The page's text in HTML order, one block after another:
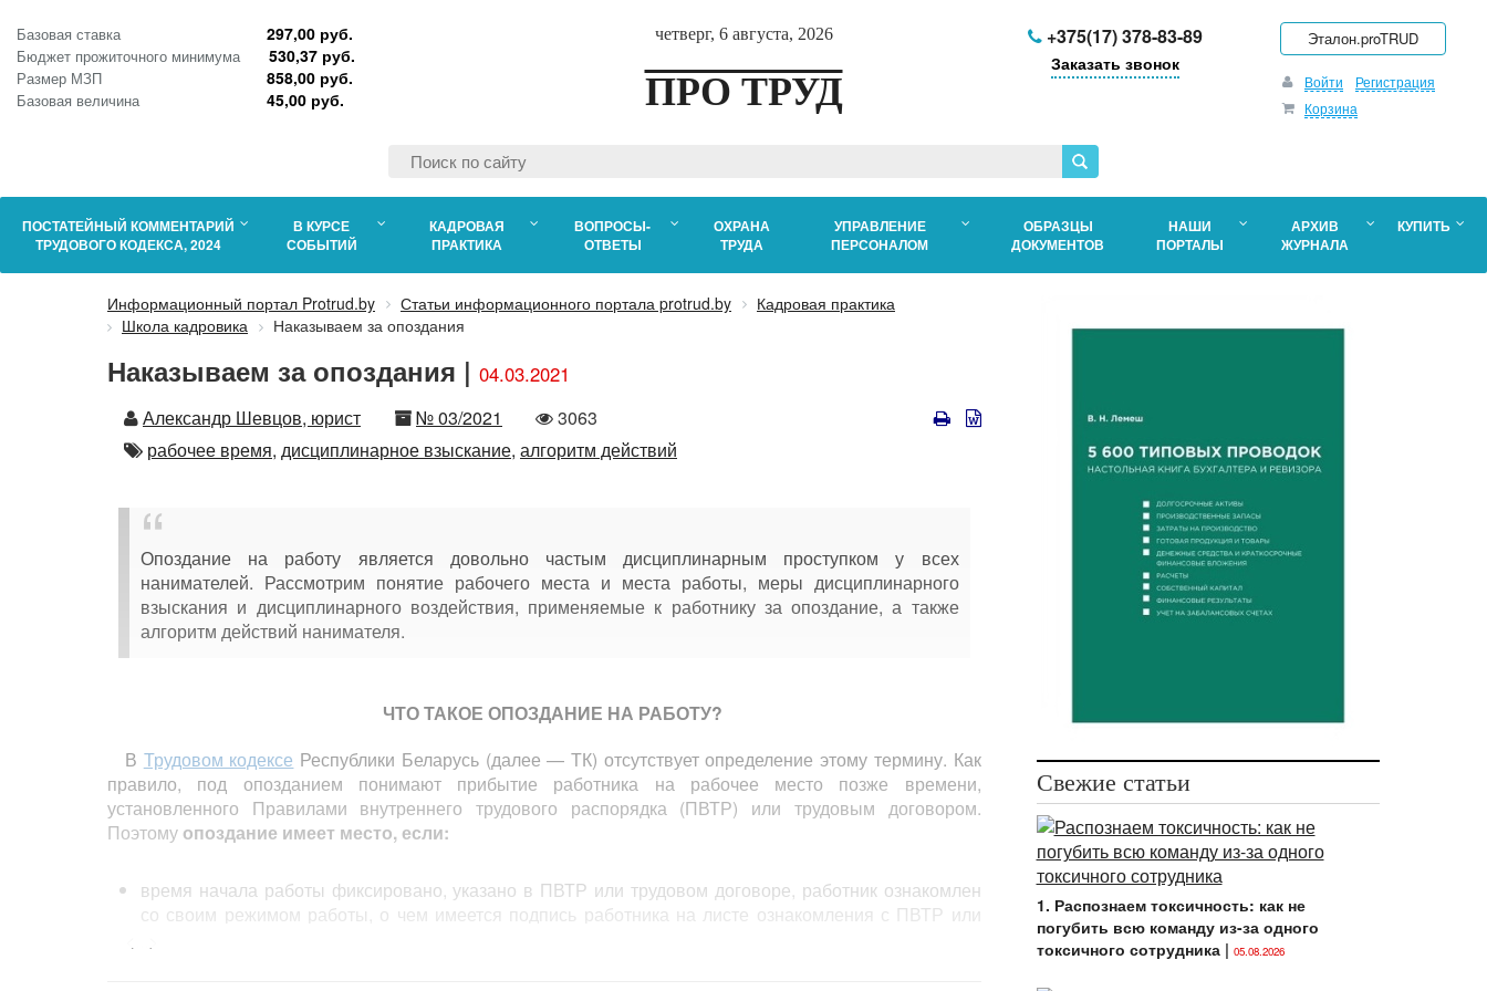
Базовая ставка 297,00 руб.
Бюджет прожиточного минимума 530,37 руб.
Размер МЗП 858,00 руб.
Базовая величина 45,00 руб.
четверг, 6 августа, 2026
ПРО ТРУД
+375(17) 378-83-89
Заказать звонок
Эталон.proTRUD
Войти
Регистрация
Корзина
ПОСТАТЕЙНЫЙ КОММЕНТАРИЙ
ТРУДОВОГО КОДЕКСА, 2024
В КУРСЕ
СОБЫТИЙ
КАДРОВАЯ
ПРАКТИКА
ВОПРОСЫ-
ОТВЕТЫ
ОХРАНА
ТРУДА
УПРАВЛЕНИЕ
ПЕРСОНАЛОМ
ОБРАЗЦЫ
ДОКУМЕНТОВ
НАШИ
ПОРТАЛЫ
АРХИВ
ЖУРНАЛА
КУПИТЬ
Информационный портал Protrud.by Статьи информационного портала protrud.by
Кадровая практика
Школа кадровика
Наказываем за опоздания
Наказываем за опоздания | 04.03.2021
Автор
Александр Шевцов, юрист Номер
№ 03/2021
Количество
просмотров
3063
Автор
рабочее время, дисциплинарное взыскание, алгоритм действий
Опоздание на работу является довольно частым дисциплинарным проступком у всех
нанимателей. Рассмотрим понятие рабочего места и места работы, меры дисциплинарного
взыскания и дисциплинарного воздействия, применяемые к работнику за опоздание, а также
алгоритм действий нанимателя.
ЧТО ТАКОЕ ОПОЗДАНИЕ НА РАБОТУ?
В Трудовом кодексе Республики Беларусь (далее — ТК) отсутствует определение этому термину. Как
правило, под опозданием понимают прибытие работника на рабочее место позже времени,
установленного Правилами внутреннего трудового распорядка (ПВТР) или трудовым договором.
Поэтому опоздание имеет место, если:
время начала работы фиксировано, указано в ПВТР или трудовом договоре, работник ознакомлен
со своим режимом работы, о чем имеется подпись работника на листе ознакомления с ПВТР или
Свежие статьи
1. Распознаем токсичность: как не
погубить всю команду из-за одного
токсичного сотрудника| 05.08.2026